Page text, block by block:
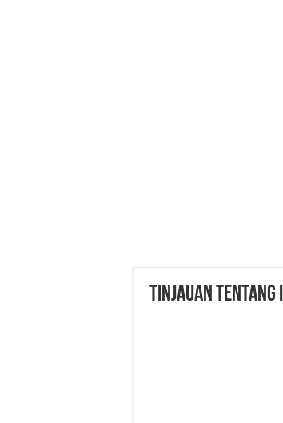
Tinjauan Tentang